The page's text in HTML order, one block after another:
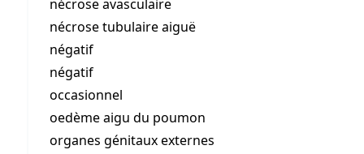
nécrose avasculaire
nécrose tubulaire aiguë
négatif
négatif
occasionnel
oedème aigu du poumon
organes génitaux externes